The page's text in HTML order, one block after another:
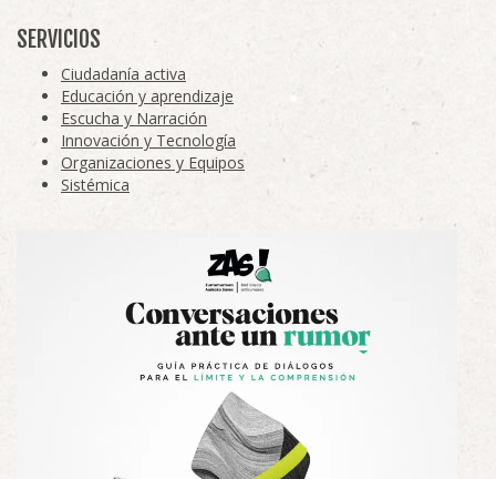
SERVICIOS
Ciudadanía activa
Educación y aprendizaje
Escucha y Narración
Innovación y Tecnología
Organizaciones y Equipos
Sistémica